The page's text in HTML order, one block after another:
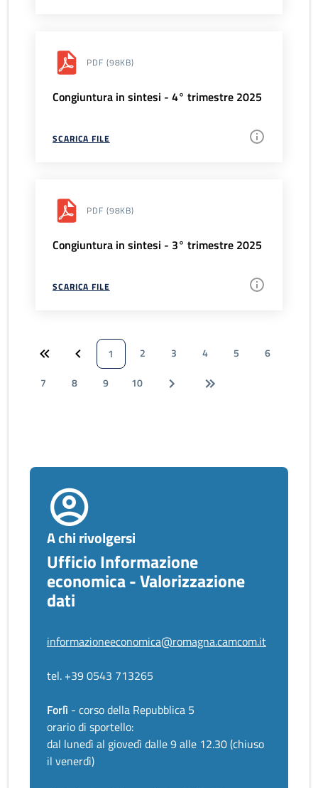
PDF (98KB)
Congiuntura in sintesi - 4° trimestre 2025
SCARICA FILE
PDF (98KB)
Congiuntura in sintesi - 3° trimestre 2025
SCARICA FILE
1 2 3 4 5
6
7
8 9 10
A chi rivolgersi
Ufficio Informazione
economica - Valorizzazione
dati
informazioneeconomica@romagna.camcom.it
tel. +39 0543 713265
Forlì - corso della Repubblica 5
orario di sportello:
dal lunedì al giovedì dalle 9 alle 12.30 (chiuso
il venerdì)